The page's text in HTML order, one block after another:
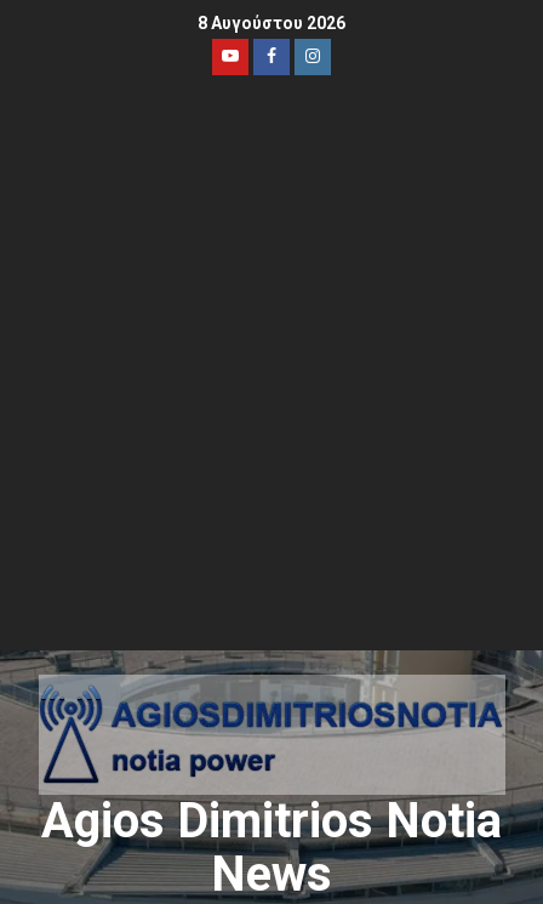
8 Αυγούστου 2026
Agios Dimitrios Notia
News